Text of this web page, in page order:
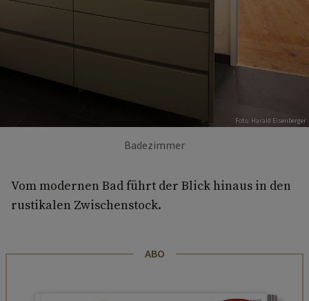
Foto: Harald Eisenberger
Badezimmer
Vom modernen Bad führt der Blick hinaus in den
rustikalen Zwischenstock.
ABO